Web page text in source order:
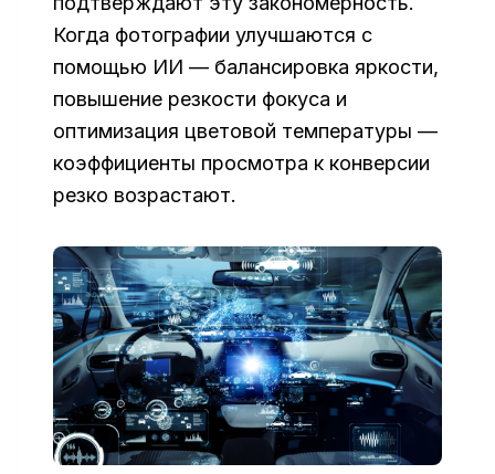
Когда фотографии улучшаются с
помощью ИИ — балансировка яркости,
повышение резкости фокуса и
оптимизация цветовой температуры —
коэффициенты просмотра к конверсии
резко возрастают.